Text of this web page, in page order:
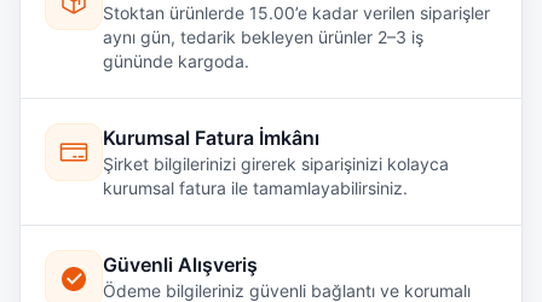
Stoktan ürünlerde 15.00’e kadar verilen siparişler
aynı gün, tedarik bekleyen ürünler 2–3 iş
gününde kargoda.
Kurumsal Fatura İmkânı
Şirket bilgilerinizi girerek siparişinizi kolayca
kurumsal fatura ile tamamlayabilirsiniz.
Güvenli Alışveriş
Ödeme bilgileriniz güvenli bağlantı ve korumalı